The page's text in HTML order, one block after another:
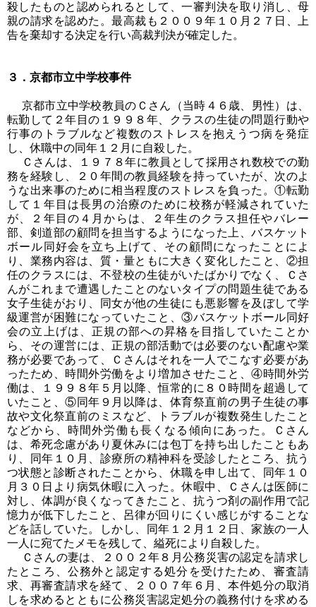
殺したものと認められるとして、一審判決を取り消し、母
親の請求を認めた。最高裁も２００９年１０月２７日、上
告を棄却する決定を行い高裁判決が確定した。
３．京都市立中学校事件
京都市立中学校教員のＣさん（当時４６歳、男性）は、
転勤して２年目の１９９８年、クラスの生徒の問題行動や
行事のトラブルなど複数のストレスを抱えうつ病を発症
し、休職中の同年１２月に自殺した。
Ｃさんは、１９７８年に教員として採用され数校での勤
務を経験し、２０年間の教員経験を持っていたが、次のよ
うな出来事のために相当程度のストレスを負った。①転勤
して１年目は長男の治療のために校務が軽減されていた
が、２年目の４月からは、２年生のクラス担任やバレー
部、剣道部の顧問を担当するようになった上、バスケット
ボール同好会を立ち上げて、その顧問になったことによ
り、業務内容は、質・量ともに大きく変化したこと、②担
任のクラスには、不登校の生徒がいたばかりでなく、Ｃさ
んがこれまで遭遇したことのないタイプの問題生徒である
女子生徒がおり、同女が他の生徒にも悪影響を及ぼして学
級運営が困難になっていたこと、③バスケットボール同好
会の立上げは、正規の部への昇格を目指していたことか
ら、その運営には、正規の部活動では必要のない配慮や業
務が必要であって、Ｃさんはそれを一人でこなす必要があ
ったため、時間外労働をより増加させたこと、④時間外労
働は、１９９８年５月以降、恒常的に８０時間を超過して
いたこと、⑤同年９月以降は、体育祭直前の男子生徒の事
故や文化祭直前のミスなど、トラブルが複数発生したこと
などから、時間外労働も長くなる傾向にあった。Ｃさん
は、希死念慮があり夏休みには包丁を持ち出したこともあ
り、同年１０月、診療所の精神科を受診したところ、抗う
つ状態と診断されたことから、休職を申し出て、同年１０
月３０日より病気休暇に入った。休暇中、Ｃさんは医師に
対し、体調が良くなってきたこと、抗うつ剤の副作用で記
憶力が低下したこと、呂律が回りにくい感じがすることな
どを話していた。しかし、同年１２月１２日、家族の一人
一人に宛てたメモを残して、縊死により自殺した。
Ｃさんの妻は、２００２年８月公務災害の認定を請求し
たところ、公務外と認定する処分を受けたため、審査請
求、再審査請求を経て、２００７年６月、本件処分の取消
しを求めるとともに公務災害認定処分の義務付けを求める